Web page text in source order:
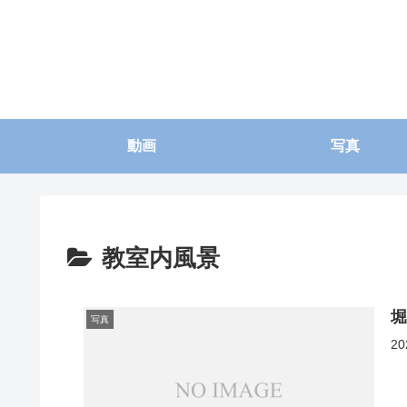
動画 写真
教室内風景
写真